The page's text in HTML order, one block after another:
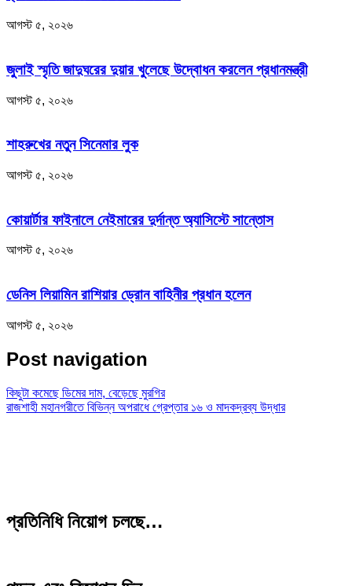
আগস্ট ৫, ২০২৬
জুলাই স্মৃতি জাদুঘরের দুয়ার খুলেছে উদ্বোধন করলেন প্রধানমন্ত্রী
আগস্ট ৫, ২০২৬
শাহরুখের নতুন সিনেমার লুক
আগস্ট ৫, ২০২৬
কোয়ার্টার ফাইনালে নেইমারের দুর্দান্ত অ্যাসিস্টে সান্তোস
আগস্ট ৫, ২০২৬
ডেনিস লিয়ামিন রাশিয়ার ড্রোন বাহিনীর প্রধান হলেন
আগস্ট ৫, ২০২৬
Post navigation
কিছুটা কমেছে ডিমের দাম, বেড়েছে মুরগির
রাজশাহী মহানগরীতে বিভিন্ন অপরাধে গ্রেপ্তার ১৬ ও মাদকদ্রব্য উদ্ধার
প্রতিনিধি নিয়োগ চলছে…